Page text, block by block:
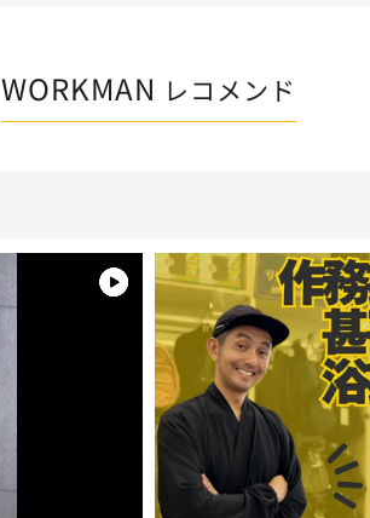
WORKMAN レコメンド